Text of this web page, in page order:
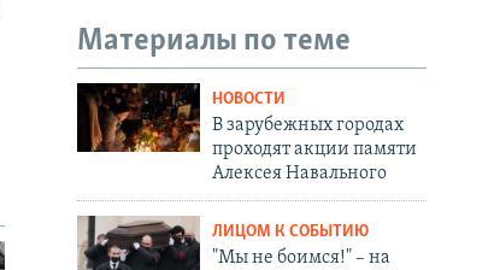
Материалы по теме
НОВОСТИ
В зарубежных городах
проходят акции памяти
Алексея Навального
ЛИЦОМ К СОБЫТИЮ
"Мы не боимся!" – на